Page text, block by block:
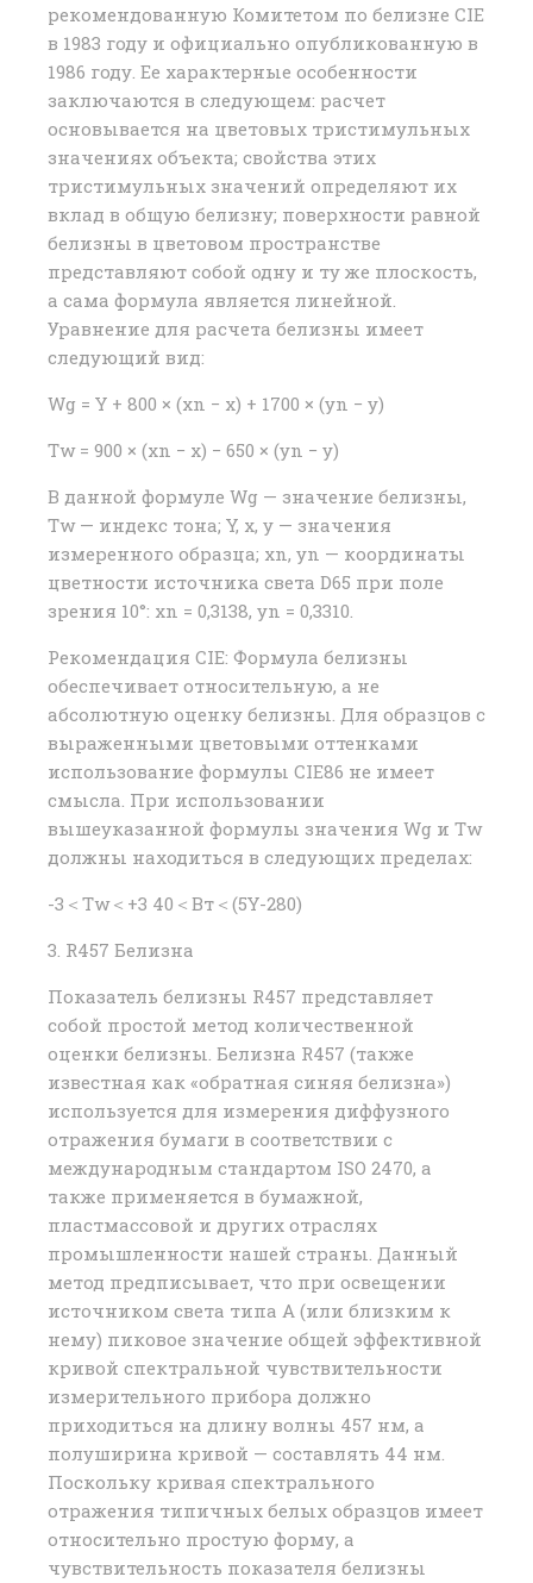
рекомендованную Комитетом по белизне CIE
в 1983 году и официально опубликованную в
1986 году. Ее характерные особенности
заключаются в следующем: расчет
основывается на цветовых тристимульных
значениях объекта; свойства этих
тристимульных значений определяют их
вклад в общую белизну; поверхности равной
белизны в цветовом пространстве
представляют собой одну и ту же плоскость,
а сама формула является линейной.
Уравнение для расчета белизны имеет
следующий вид:
Wg = Y + 800 × (xn − x) + 1700 × (yn − y)
Tw = 900 × (xn − x) − 650 × (yn − y)
В данной формуле Wg — значение белизны,
Tw — индекс тона; Y, x, y — значения
измеренного образца; xn, yn — координаты
цветности источника света D65 при поле
зрения 10°: xn = 0,3138, yn = 0,3310.
Рекомендация CIE: Формула белизны
обеспечивает относительную, а не
абсолютную оценку белизны. Для образцов с
выраженными цветовыми оттенками
использование формулы CIE86 не имеет
смысла. При использовании
вышеуказанной формулы значения Wg и Tw
должны находиться в следующих пределах:
-3＜Tw＜+3 40＜Вт＜(5Y-280)
3. R457 Белизна
Показатель белизны R457 представляет
собой простой метод количественной
оценки белизны. Белизна R457 (также
известная как «обратная синяя белизна»)
используется для измерения диффузного
отражения бумаги в соответствии с
международным стандартом ISO 2470, а
также применяется в бумажной,
пластмассовой и других отраслях
промышленности нашей страны. Данный
метод предписывает, что при освещении
источником света типа А (или близким к
нему) пиковое значение общей эффективной
кривой спектральной чувствительности
измерительного прибора должно
приходиться на длину волны 457 нм, а
полуширина кривой — составлять 44 нм.
Поскольку кривая спектрального
отражения типичных белых образцов имеет
относительно простую форму, а
чувствительность показателя белизны